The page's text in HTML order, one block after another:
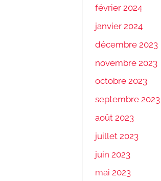
février 2024
janvier 2024
décembre 2023
novembre 2023
octobre 2023
septembre 2023
août 2023
juillet 2023
juin 2023
mai 2023